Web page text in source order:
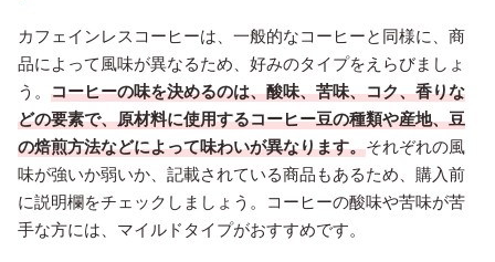
カフェインレスコーヒーは、一般的なコーヒーと同様に、商
品によって風味が異なるため、好みのタイプをえらびましょ
う。 コーヒーの味を決めるのは、酸味、苦味、コク、香りな
どの要素で、原材料に使用するコーヒー豆の種類や産地、豆
の焙煎方法などによって味わいが異なります。それぞれの風
味が強いか弱いか、記載されている商品もあるため、購入前
に説明欄をチェックしましょう。コーヒーの酸味や苦味が苦
手な方には、マイルドタイプがおすすめです。